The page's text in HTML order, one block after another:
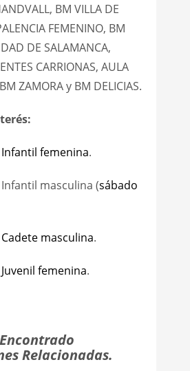
BM VILLA DE
FEMENINO, BM
DE SALAMANCA,
CARRIONAS, AULA
ZAMORA y BM DELICIAS.
femenina.
masculina (sábado
masculina.
femenina.
Relacionadas.